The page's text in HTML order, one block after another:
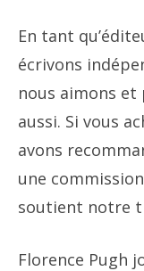
En tant
écrivons
nous aimons et
aussi. Si vous
avons
une
soutient notre
Florence Pugh